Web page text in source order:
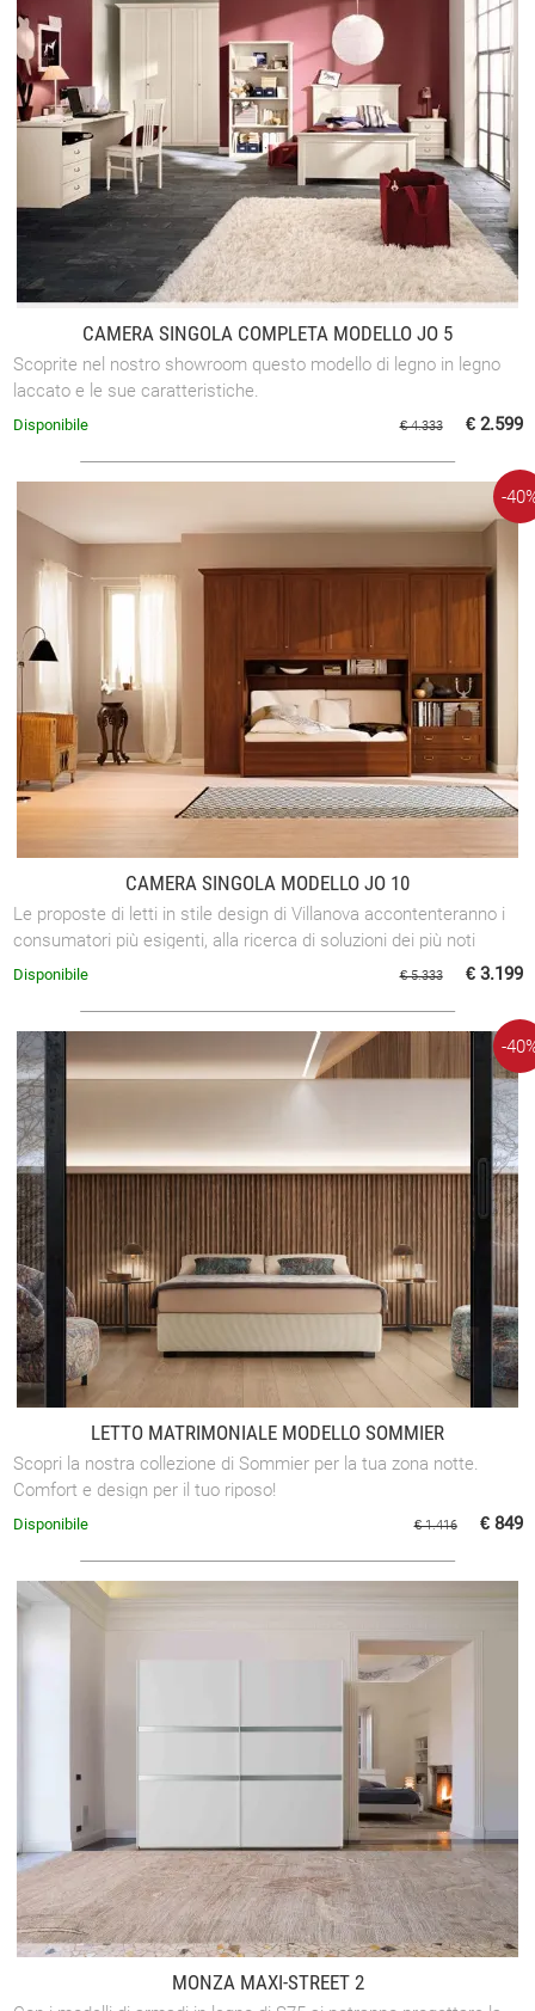
CAMERA SINGOLA COMPLETA MODELLO JO 5
Scoprite nel nostro showroom questo modello di legno in legno
laccato e le sue caratteristiche.
€ 4.333 € 2.599
Disponibile
CAMERA SINGOLA MODELLO JO 10
Le proposte di letti in stile design di Villanova accontenteranno i
consumatori più esigenti, alla ricerca di soluzioni dei più noti
brand.
-
€ 5.333 € 3.199
Disponibile
LETTO MATRIMONIALE MODELLO SOMMIER
Scopri la nostra collezione di Sommier per la tua zona notte.
Comfort e design per il tuo riposo!
-
€ 1.416 € 849
Disponibile
MONZA MAXI-STREET 2